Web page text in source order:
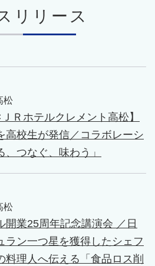
リリース
松
Ｒホテルクレメント高松】
高校生が発信／コラボレーシ
つなぐ、味わう」
松
開業25周年記念講演会 ／日
ラン一つ星を獲得したシェフ
料理人へ伝える「食品ロス削